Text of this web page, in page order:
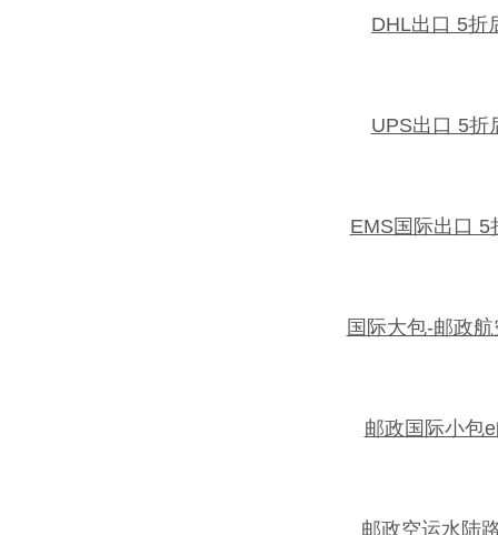
DHL出口 5折
UPS出口 5折
EMS国际出口 5
国际大包-邮政
邮政国际小包
邮政空运水陆